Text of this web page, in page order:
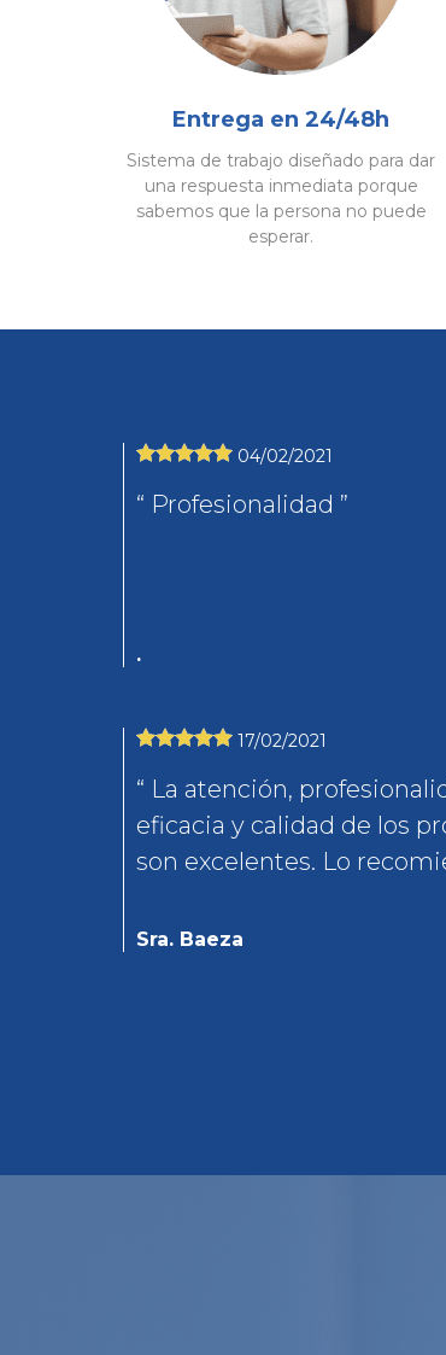
Entrega en 24/48h
Sistema de trabajo diseñado para dar
una respuesta inmediata porque
sabemos que la persona no puede
esperar.
04/02/2021
Profesionalidad
.
17/02/2021
eficacia y calidad de los
son excelentes. Lo
Sra. Baeza